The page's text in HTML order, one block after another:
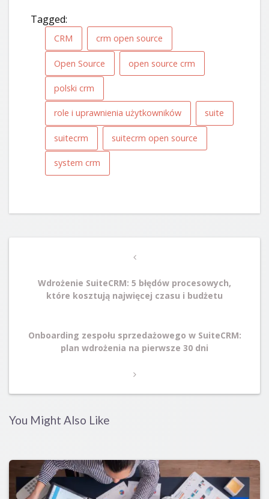
Tagged:
CRM crm open source
Open Source open source crm
polski crm
role i uprawnienia użytkowników suite
suitecrm suitecrm open source
system crm
Previous
Wdrożenie SuiteCRM: 5 błędów procesowych,
które kosztują najwięcej czasu i budżetu
Next
Onboarding zespołu sprzedażowego w SuiteCRM:
plan wdrożenia na pierwsze 30 dni
You Might Also Like